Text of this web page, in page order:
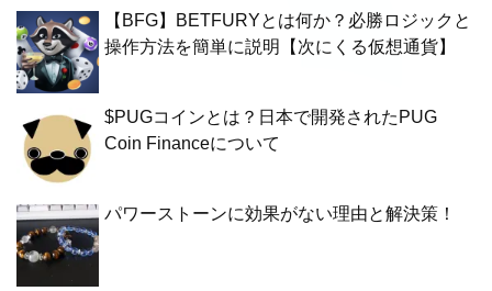
【BFG】BETFURYとは何か？必勝ロジックと
操作方法を簡単に説明【次にくる仮想通貨】
$PUGコインとは？日本で開発されたPUG
Coin Financeについて
パワーストーンに効果がない理由と解決策！